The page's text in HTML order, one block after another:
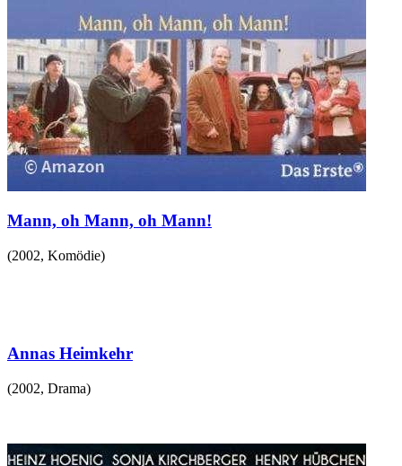
Mann, oh Mann, oh Mann!
(2002, Komödie)
Annas Heimkehr
(2002, Drama)